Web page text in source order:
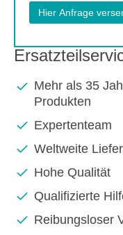
Mehr als 35
Produkten
Expertenteam
Weltweite
Hohe Qualität
Qualifizierte
Reibungsloser